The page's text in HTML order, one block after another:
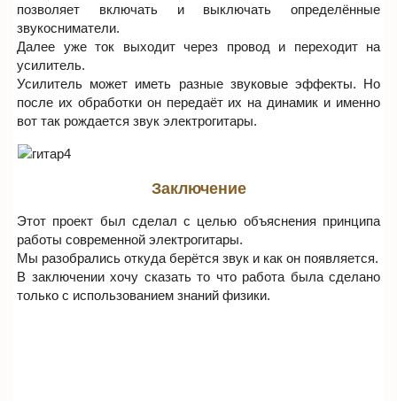
позволяет включать и выключать определённые
звукосниматели.
Далее уже ток выходит через провод и переходит на
усилитель.
Усилитель может иметь разные звуковые эффекты. Но
после их обработки он передаёт их на динамик и именно
вот так рождается звук электрогитары.
Заключение
Этот проект был сделал с целью объяснения принципа
работы современной электрогитары.
Мы разобрались откуда берётся звук и как он появляется.
В заключении хочу сказать то что работа была сделано
только с использованием знаний физики.